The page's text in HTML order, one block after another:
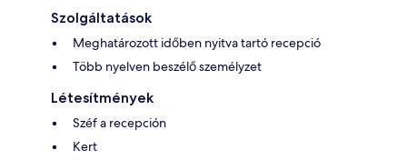
Szolgáltatások
Meghatározott időben nyitva tartó recepció
Több nyelven beszélő személyzet
Létesítmények
Széf a recepción
Kert